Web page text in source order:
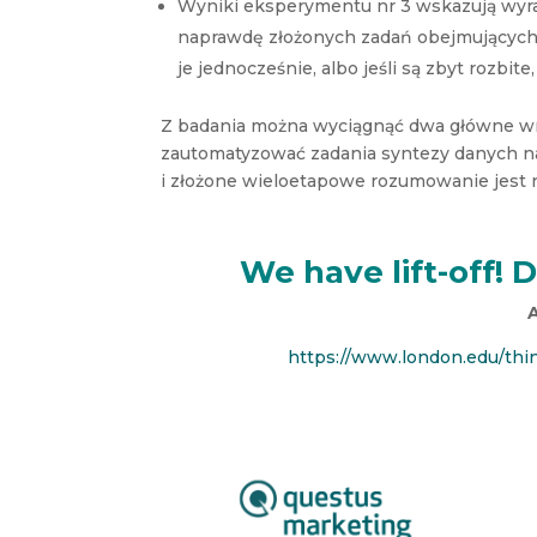
Wyniki eksperymentu nr 3 wskazują
naprawdę złożonych zadań
je jednocześnie, albo jeśli są zbyt
Z badania można wyciągnąć dwa główne
zautomatyzować zadania syntezy danych
i złożone wieloetapowe rozumowanie jest
We have lift-off!
https://www.london.edu/